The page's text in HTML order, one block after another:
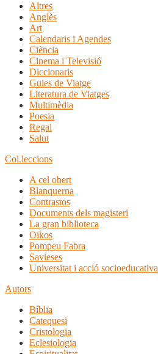
Altres
Anglès
Art
Calendaris i Agendes
Ciència
Cinema i Televisió
Diccionaris
Guies de Viatge
Literatura de Viatges
Multimèdia
Poesia
Regal
Salut
Col.leccions
A cel obert
Blanquerna
Contrastos
Documents dels magisteri
La gran biblioteca
Oikos
Pompeu Fabra
Savieses
Universitat i acció socioeducativa
Autors
Bíblia
Catequesi
Cristologia
Eclesiologia